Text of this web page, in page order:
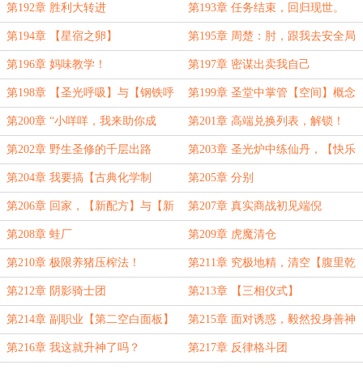
头
第192章 胜利大转进 第193章 任务结束，回归现世。
第194章 【星宿之卵】 第195章 周楚：肘，跟我去安全局
接受调查！
第196章 妈味教学！ 第197章 密谋出卖我自己
第198章 【圣光呼吸】与【钢铁呼
吸】
第199章 圣堂中掌管【空间】概念
的神！
第200章 “小咩咩，我来助你成
仙！”
第201章 高端兑换列表，解锁！
第202章 野生圣修的千层出路 第203章 圣光炉中练仙丹，【快乐
之家】三巨头。
第204章 我要搞【古典化学制
药】！
第205章 分别
第206章 回家，【新配方】与【新
秘仪】
第207章 真实商战初见端倪
第208章 蛙厂 第209章 虎魔清仓
第210章 极限养猪压榨法！ 第211章 究极地精，清空【腹里乾
坤】
第212章 阴影骑士团 第213章 【三相仪式】
第214章 副职业【第二空白面板】 第215章 面对诱惑，毅然投身善神
阵营！
第216章 我这就升神了吗？ 第217章 反律格斗团